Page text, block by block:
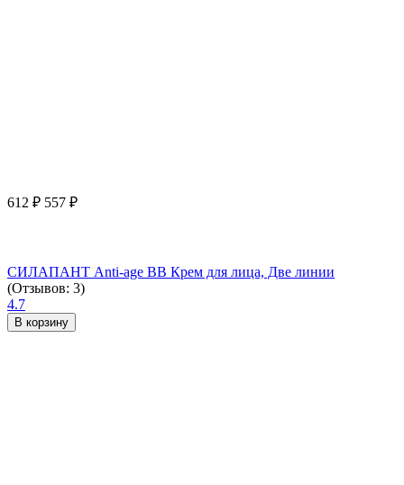
612 ₽ 557 ₽
СИЛАПАНТ Anti-age ВВ Крем для лица, Две линии
(Отзывов: 3)
4.7
В корзину